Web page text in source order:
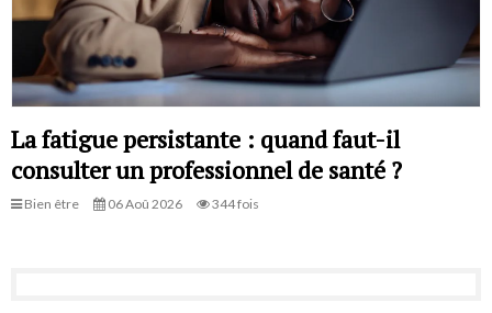
La fatigue persistante : quand faut-il
consulter un professionnel de santé ?
Bien être 06 Aoû 2026 344 fois